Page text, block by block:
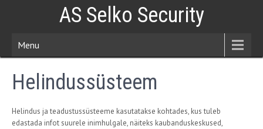
AS Selko Security
Menu
Helindussüsteem
Helindus ja teadustussüsteeme kasutatakse kohtades, kus tuleb
edastada infot suurele inimhulgale, näiteks kaubanduskeskused,